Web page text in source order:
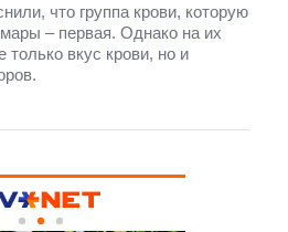
что группа крови, которую
– первая. Однако на их
только вкус крови, но и